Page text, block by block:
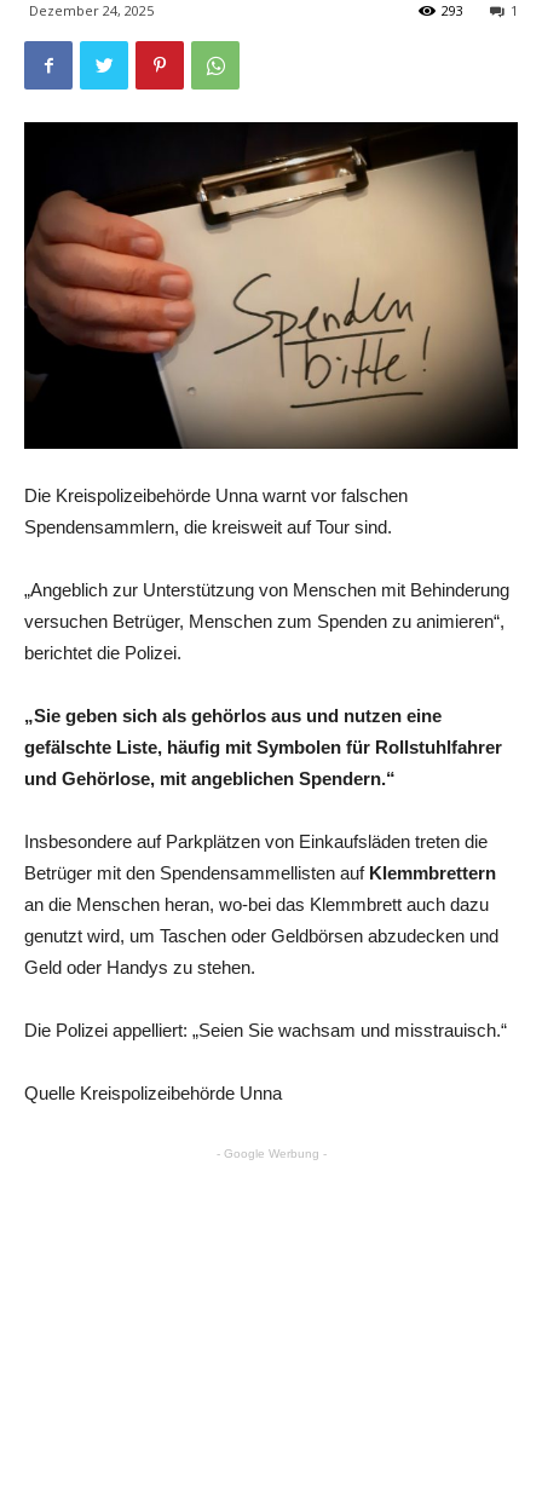
Dezember 24, 2025 1
293
Die Kreispolizeibehörde Unna warnt vor falschen
Spendensammlern, die kreisweit auf Tour sind.
„Angeblich zur Unterstützung von Menschen mit Behinderung
versuchen Betrüger, Menschen zum Spenden zu animieren“,
berichtet die Polizei.
„Sie geben sich als gehörlos aus und nutzen eine
gefälschte Liste, häufig mit Symbolen für Rollstuhlfahrer
und Gehörlose, mit angeblichen Spendern.“
Insbesondere auf Parkplätzen von Einkaufsläden treten die
Betrüger mit den Spendensammellisten auf Klemmbrettern
an die Menschen heran, wo-bei das Klemmbrett auch dazu
genutzt wird, um Taschen oder Geldbörsen abzudecken und
Geld oder Handys zu stehen.
Die Polizei appelliert: „Seien Sie wachsam und misstrauisch.“
Quelle Kreispolizeibehörde Unna
- Google Werbung -